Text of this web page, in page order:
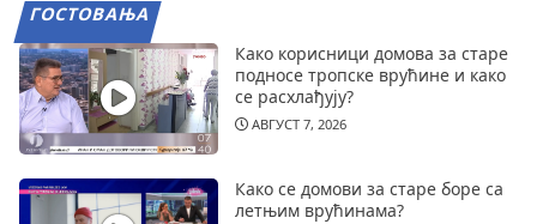
ГОСТОВАЊА
Како корисници домова за старе
подносе тропске врућине и како
се расхлађују?
АВГУСТ 7, 2026
Како се домови за старе боре са
летњим врућинама?